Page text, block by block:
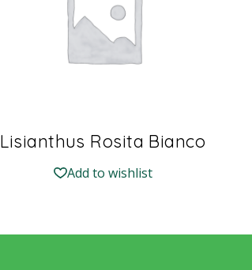
Lisianthus Rosita Bianco
Add to wishlist